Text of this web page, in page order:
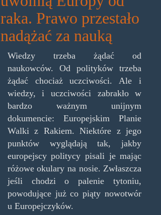
raka. Prawo przestało
nadążać za nauką
Wiedzy trzeba żądać od
naukowców. Od polityków trzeba
żądać chociaż uczciwości. Ale i
wiedzy, i uczciwości zabrakło w
bardzo ważnym unijnym
dokumencie: Europejskim Planie
Walki z Rakiem. Niektóre z jego
punktów wyglądają tak, jakby
europejscy politycy pisali je mając
różowe okulary na nosie. Zwłaszcza
jeśli chodzi o palenie tytoniu,
powodujące już co piąty nowotwór
u Europejczyków.